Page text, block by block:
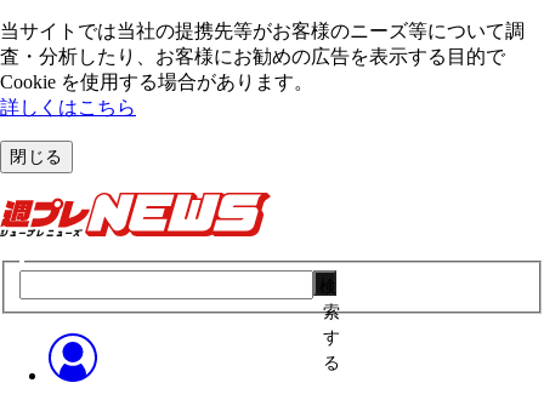
当サイトでは当社の提携先等がお客様のニーズ等について調
査・分析したり、お客様にお勧めの広告を表⽰する⽬的で
Cookie を使⽤する場合があります。
詳しくはこちら
閉じる
索
す
る